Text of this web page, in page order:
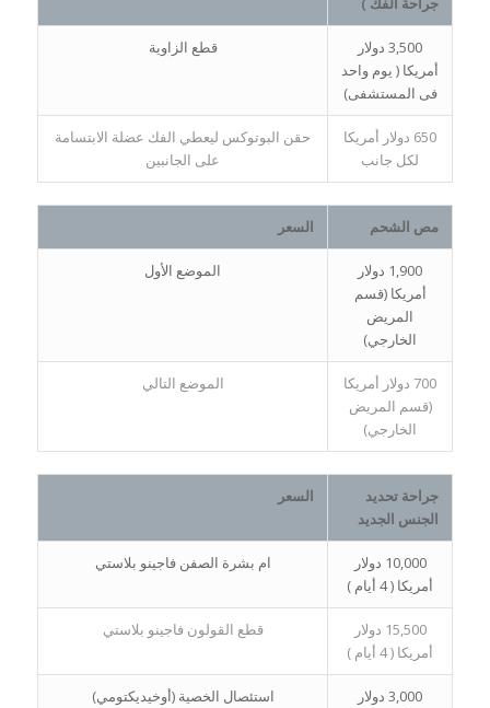
3,500 دولار
أمريكا ( يوم واحد
فى المستشفى)
قطع الزاوية
650 دولار أمريكا
لكل جانب
حقن البوتوكس ليعطي الفك عضلة الابتسامة
على الجانبين
مص الشحم السعر
1,900 دولار
أمريكا (قسم
المريض
الخارجي)
الموضع الأول
700 دولار أمريكا
(قسم المريض
الخارجي)
الموضع التالي
جراحة تحديد
الجنس الجديد
السعر
10,000 دولار
أمريكا ( 4 أيام )
ام بشرة الصفن فاجينو بلاستي
15,500 دولار
أمريكا ( 4 أيام )
قطع القولون فاجينو بلاستي
3,000 دولار
استئصال الخصية (أوخيديكتومي)